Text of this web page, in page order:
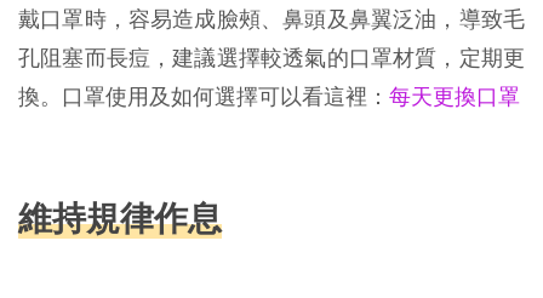
戴口罩時，容易造成臉頰、鼻頭及鼻翼泛油，導致毛
孔阻塞而長痘，建議選擇較透氣的口罩材質，定期更
換。口罩使用及如何選擇可以看這裡： 每天更換口罩
維持規律作息